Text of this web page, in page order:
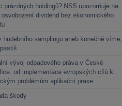
prázdných holdingů? NSS upozorňuje na
osvobození dividend bez ekonomického
hudebního samplingu aneb konečně víme,
vývoj odpadového práva v České
od implementace evropských cílů k
problémům aplikační praxe
škody